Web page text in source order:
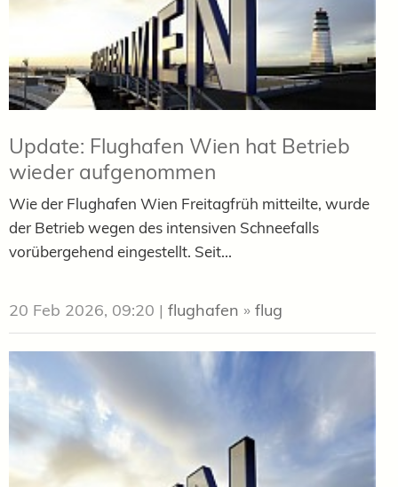
Update: Flughafen Wien hat Betrieb
wieder aufgenommen
Wie der Flughafen Wien Freitagfrüh mitteilte, wurde
der Betrieb wegen des intensiven Schneefalls
vorübergehend eingestellt. Seit...
20 Feb 2026, 09:20 | flughafen » flug